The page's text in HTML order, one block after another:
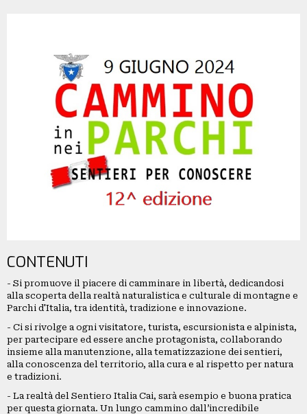
CONTENUTI
- Si promuove il piacere di camminare in libertà, dedicandosi
alla scoperta della realtà naturalistica e culturale di montagne e
Parchi d'Italia, tra identità, tradizione e innovazione.
- Ci si rivolge a ogni visitatore, turista, escursionista e alpinista,
per partecipare ed essere anche protagonista, collaborando
insieme alla manutenzione, alla tematizzazione dei sentieri,
alla conoscenza del territorio, alla cura e al rispetto per natura
e tradizioni.
- La realtà del Sentiero Italia Cai, sarà esempio e buona pratica
per questa giornata. Un lungo cammino dall’incredibile